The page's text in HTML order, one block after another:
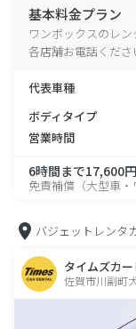
基本料金プラン
ワンボックスのレ
各店舗お電話くださ
代表車種
ボディタイプ
営業時間
6時間まで17,600円
免責補償（大型車
バジェットレンタ
タイムズカ
佐賀市川副町